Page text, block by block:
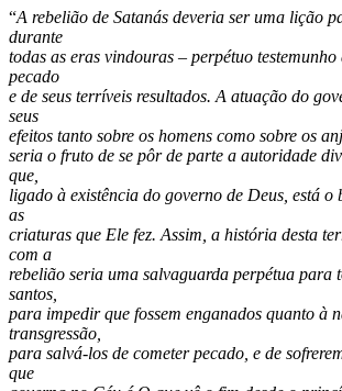
“A rebelião de Satanás deveria ser uma lição
durante
todas as eras vindouras – perpétuo
pecado
e de seus terríveis resultados. A atuação do
seus
efeitos tanto sobre os homens como sobre os
seria o fruto de se pôr de parte a autoridade
que,
ligado à existência do governo de Deus, está o
as
criaturas que Ele fez. Assim, a história desta
com a
rebelião seria uma salvaguarda perpétua para
santos,
para impedir que fossem enganados quanto à
transgressão,
para salvá-los de cometer pecado, e de
que